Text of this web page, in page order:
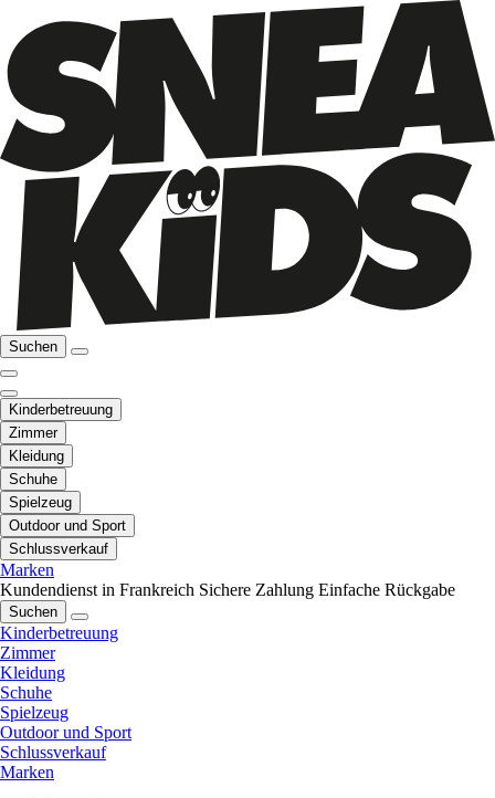
Suchen
Kinderbetreuung
Zimmer
Kleidung
Schuhe
Spielzeug
Outdoor und Sport
Schlussverkauf
Marken
Kundendienst in Frankreich Sichere Zahlung Einfache Rückgabe
Suchen
Kinderbetreuung
Zimmer
Kleidung
Schuhe
Spielzeug
Outdoor und Sport
Schlussverkauf
Marken